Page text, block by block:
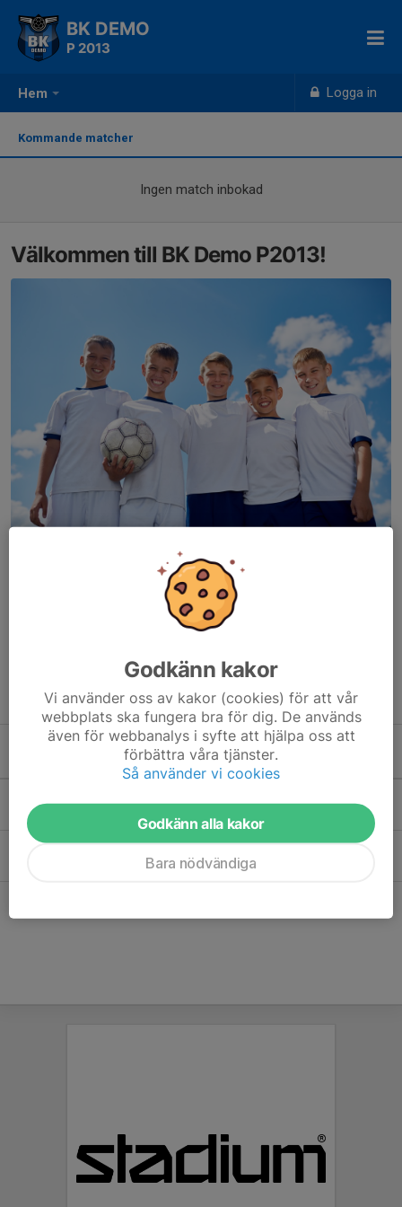
Hem Logga in
BK DEMO
P 2013
Kommande matcher
Ingen match inbokad
Välkommen till BK Demo P2013!
Fredagar 18:00-19:30 på Idrottsparken B-plan.
Kontaktuppgifter till ledarna hittar du på sidan
Skicka in en intresseanmälan via länken:Intresseanmälan😊
Kommande aktiviteter
18:00-19:30 Idrottsparken B-plan - Yta 2
Lör 17/10 Föräldramöte
Idrottsparken Klubblokal
Godkänn kakor
Vi använder oss av kakor (cookies) för att vår
webbplats ska fungera bra för dig. De används
även för webbanalys i syfte att hjälpa oss att
förbättra våra tjänster.
Så använder vi cookies
Godkänn alla kakor
Bara nödvändiga